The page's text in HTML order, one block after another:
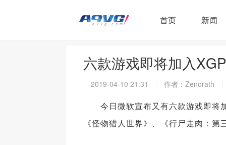
首页 新闻
六款游戏即将加入
2019-04-10 21:31 作者：Zenorath
今日微软宣布又有六款游戏即将
《怪物猎人世界》、《行尸走肉：